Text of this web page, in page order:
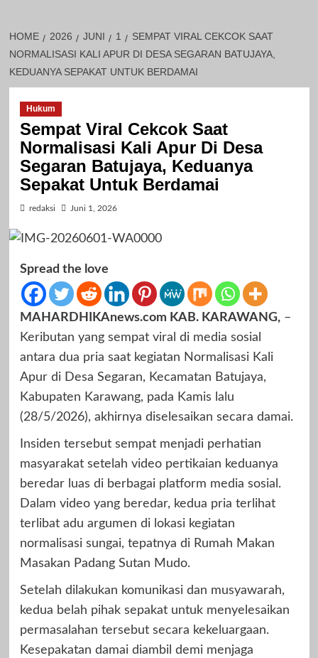
HOME 2026 JUNI 1
SEMPAT VIRAL CEKCOK SAAT
NORMALISASI KALI APUR DI DESA SEGARAN BATUJAYA,
KEDUANYA SEPAKAT UNTUK BERDAMAI
Hukum
Sempat Viral Cekcok Saat
Normalisasi Kali Apur Di Desa
Segaran Batujaya, Keduanya
Sepakat Untuk Berdamai
redaksi Juni 1, 2026
Spread the love
MAHARDHIKAnews.com KAB. KARAWANG,–
Keributan yang sempat viral di media sosial
antara dua pria saat kegiatan Normalisasi Kali
Apur di Desa Segaran, Kecamatan Batujaya,
Kabupaten Karawang, pada Kamis lalu
(28/5/2026), akhirnya diselesaikan secara damai.
Insiden tersebut sempat menjadi perhatian
masyarakat setelah video pertikaian keduanya
beredar luas di berbagai platform media sosial.
Dalam video yang beredar, kedua pria terlihat
terlibat adu argumen di lokasi kegiatan
normalisasi sungai, tepatnya di Rumah Makan
Masakan Padang Sutan Mudo.
Setelah dilakukan komunikasi dan musyawarah,
kedua belah pihak sepakat untuk menyelesaikan
permasalahan tersebut secara kekeluargaan.
Kesepakatan damai diambil demi menjaga